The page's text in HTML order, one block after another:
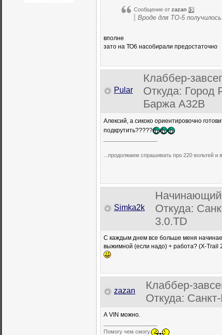
Сообщение от zazan
Вроде для ТО-5
вполне
зато на ТО6 насобирали предостаточно
Pular
Клаббер-
Откуда: Город
Баржа А32В
Алексий, а сикоко ориентировочно
подкрутить?????
...продолжаем спрашивать про 220 вольтей
Simka2k
Откуда:
3.0.TD
С каждым днем все больше меня
выжимной (если надо) + работа? (X-Trail
zazan
Клаббер-
Откуда:
А VIN можно.
Помогу чем смогу.